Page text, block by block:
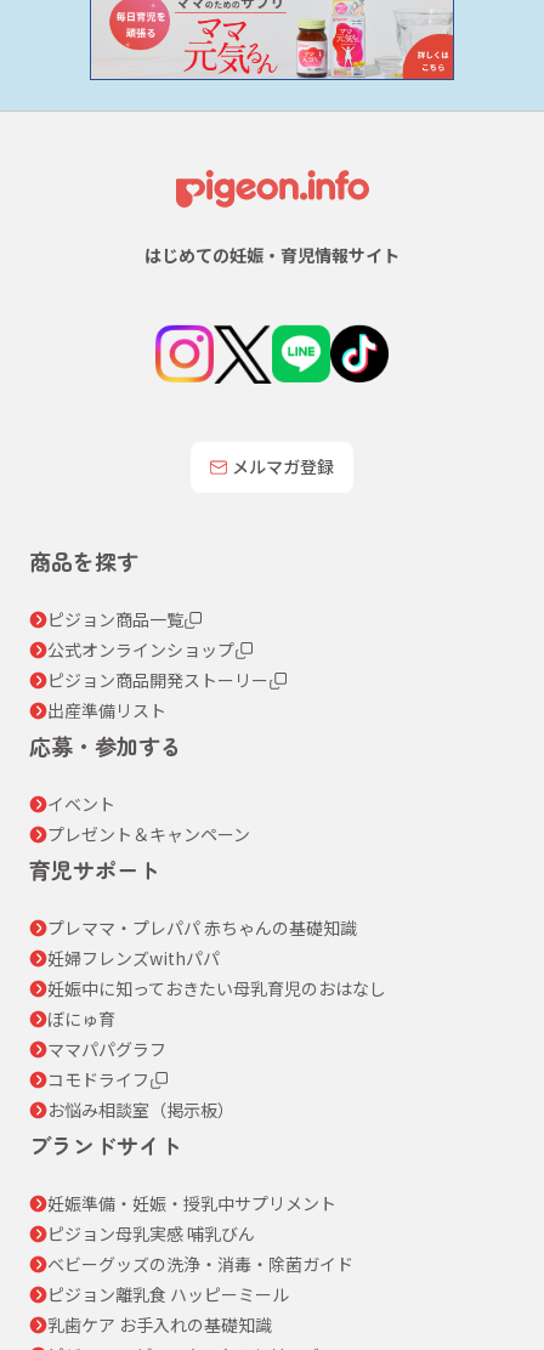
はじめての妊娠・育児情報サイト
メルマガ登録
商品を探す
ピジョン商品一覧
公式オンラインショップ
ピジョン商品開発ストーリー
出産準備リスト
応募・参加する
イベント
プレゼント＆キャンペーン
育児サポート
プレママ・プレパパ 赤ちゃんの基礎知識
妊婦フレンズwithパパ
妊娠中に知っておきたい母乳育児のおはなし
ぼにゅ育
ママパパグラフ
コモドライフ
お悩み相談室（掲示板）
ブランドサイト
妊娠準備・妊娠・授乳中サプリメント
ピジョン母乳実感 哺乳びん
ベビーグッズの洗浄・消毒・除菌ガイド
ピジョン離乳食 ハッピーミール
乳歯ケア お手入れの基礎知識